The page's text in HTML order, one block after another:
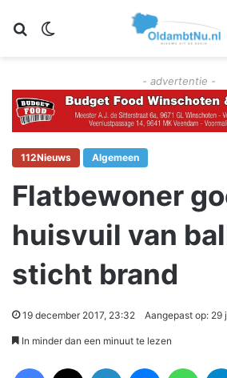
Zoeken
- advertentie -
112Nieuws Algemeen
Flatbewoner
huisvuil van
sticht brand
19 december 2017, 23:32 Aangepast op: 29
In minder dan een minuut te lezen